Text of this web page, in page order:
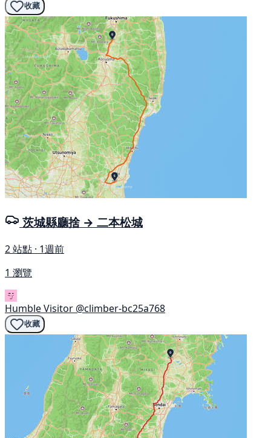
收藏
茨城縣廳捨 → 二本松城
2 站點 · 1週前
1 瀏覽
Humble Visitor @climber-bc25a768
收藏